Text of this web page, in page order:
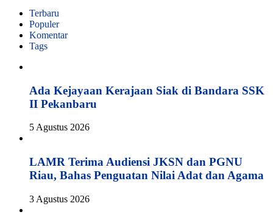
Terbaru
Populer
Komentar
Tags
Ada Kejayaan Kerajaan Siak di Bandara SSK
II Pekanbaru
5 Agustus 2026
LAMR Terima Audiensi JKSN dan PGNU
Riau, Bahas Penguatan Nilai Adat dan Agama
3 Agustus 2026